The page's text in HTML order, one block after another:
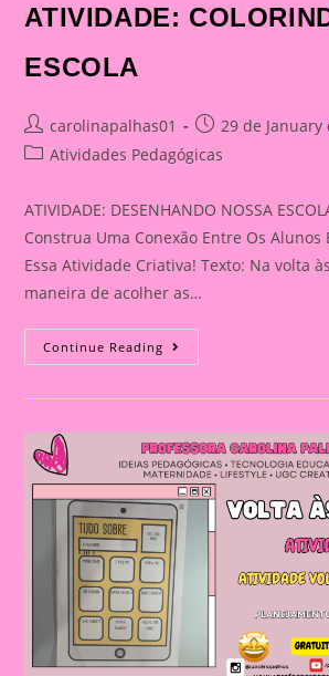
ATIVIDADE:
ESCOLA
Post
author:
carolinapalhas01
Post
published:
29 de January
PostAtividades Pedagógicas
ATIVIDADE: DESENHANDO NOSSA
Construa Uma Conexão Entre Os Alunos
Essa Atividade Criativa! Texto: Na volta
maneira de acolher as…
Continue Reading ATIVIDADE:
COLORINDO